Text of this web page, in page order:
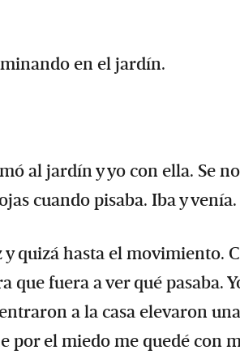
en el jardín.
al jardín y yo con ella. Se
cuando pisaba. Iba y venía.
y quizá hasta el
que fuera a ver qué pasaba.
a la casa elevaron
por el miedo me quedé con